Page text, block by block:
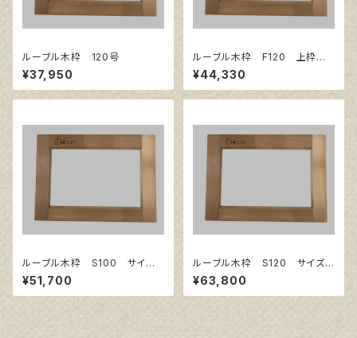
ルーブル木枠 120号
¥37,950
ルーブル木枠 F120 上枠
サイズ1940㎜×1303㎜
¥44,330
ルーブル木枠 S100 サイズ1
620㎜×1620㎜
¥51,700
ルーブル木枠 S120 サイズ1
940㎜×1940㎜
¥63,800